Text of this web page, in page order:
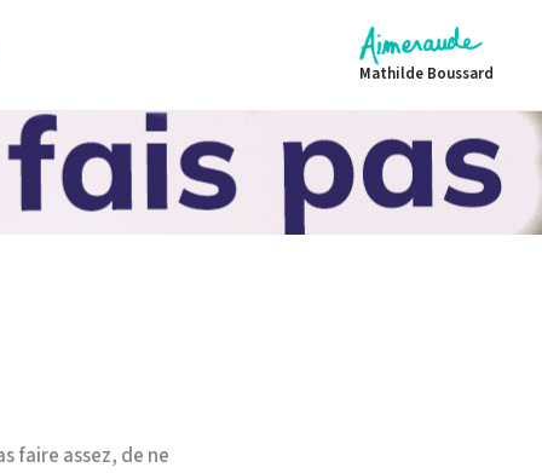
Mathilde Boussard
faire assez, de ne